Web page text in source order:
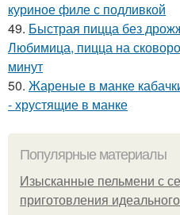
куриное филе с подливкой
49. Быстрая пицца без
Любимица, пицца на
минут
50. Жареные в манке
- хрустящие в манке
Популярные материалы
Изысканные пельмени с
приготовления